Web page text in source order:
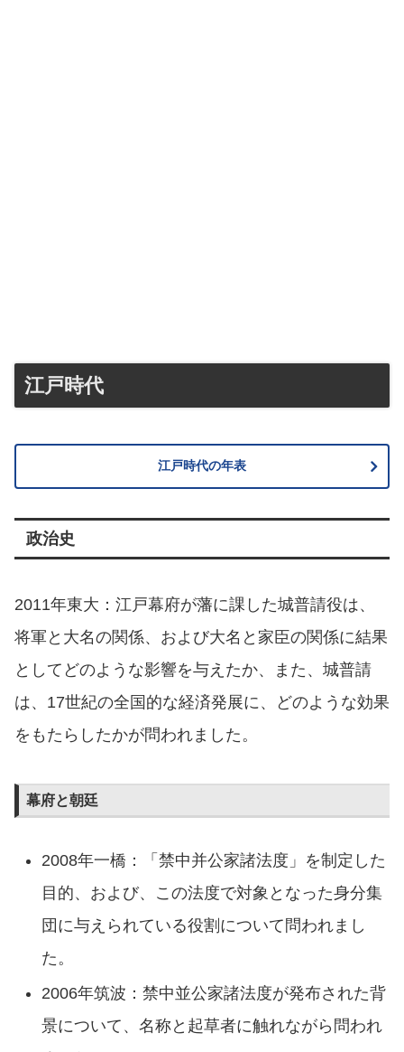
江戸時代
江戸時代の年表
政治史
2011年東大：江戸幕府が藩に課した城普請役は、
将軍と大名の関係、および大名と家臣の関係に結果
としてどのような影響を与えたか、また、城普請
は、17世紀の全国的な経済発展に、どのような効果
をもたらしたかが問われました。
幕府と朝廷
2008年一橋：「禁中并公家諸法度」を制定した
目的、および、この法度で対象となった身分集
団に与えられている役割について問われまし
た。
2006年筑波：禁中並公家諸法度が発布された背
景について、名称と起草者に触れながら問われ